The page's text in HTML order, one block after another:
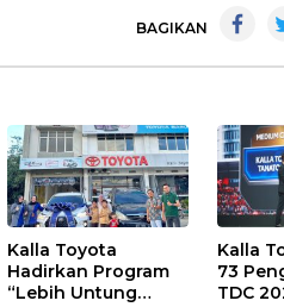
BAGIKAN
Kalla Toyota
Hadirkan Program
“Lebih Untung
Kalla
73
TDC